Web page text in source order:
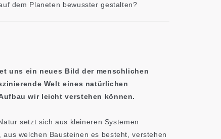
dem Planeten bewusster gestalten?
uns ein neues Bild der menschlichen
Welt eines natürlichen
wir leicht verstehen können.
setzt sich aus kleineren Systemen
welchen Bausteinen es besteht, verstehen